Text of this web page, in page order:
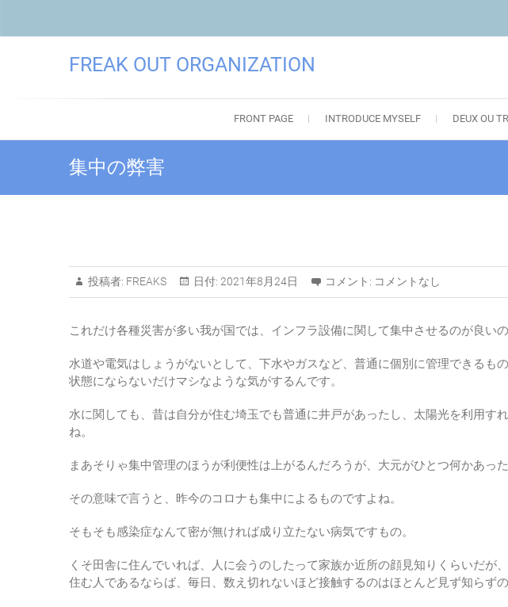
FREAK OUT ORGANIZATION
FRONT PAGE INTRODUCE MYSELF DEUX OU
集中の弊害
投稿者: FREAKS 日付: 2021年8月24日 コメント: コメントなし
これだけ各種災害が多い我が国では、インフラ設備に関して集中させるのが良い
水道や電気はしょうがないとして、下水やガスなど、普通に個別に管理できるも
状態にならないだけマシなような気がするんです。
水に関しても、昔は自分が住む埼玉でも普通に井戸があったし、太陽光を利用す
ね。
まあそりゃ集中管理のほうが利便性は上がるんだろうが、大元がひとつ何かあっ
その意味で言うと、昨今のコロナも集中によるものですよね。
そもそも感染症なんて密が無ければ成り立たない病気ですもの。
くそ田舎に住んでいれば、人に会うのしたって家族か近所の顔見知りくらいだが
住む人であるならば、毎日、数え切れないほど接触するのはほとんど見ず知らずの